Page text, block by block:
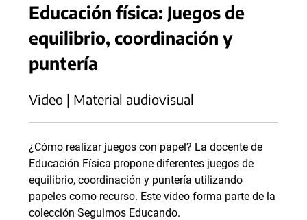
Educación física: Juegos de
equilibrio, coordinación y
puntería
Video | Material audiovisual
¿Cómo realizar juegos con papel? La docente de
Educación Física propone diferentes juegos de
equilibrio, coordinación y puntería utilizando
papeles como recurso. Este video forma parte de la
colección Seguimos Educando.